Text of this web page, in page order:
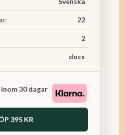
22
2
docx
30 dagar
395 KR